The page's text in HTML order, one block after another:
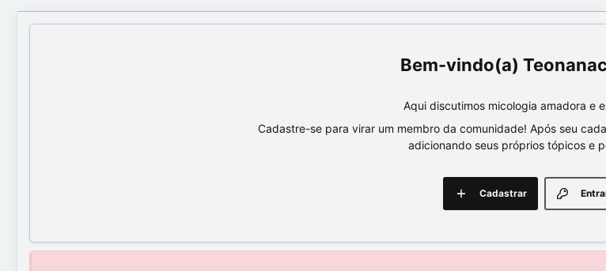
Aqui discutimos micologia amadora e
Cadastre-se para virar um membro da comunidade! Após seu
adicionando seus próprios tópicos e
Cadastrar